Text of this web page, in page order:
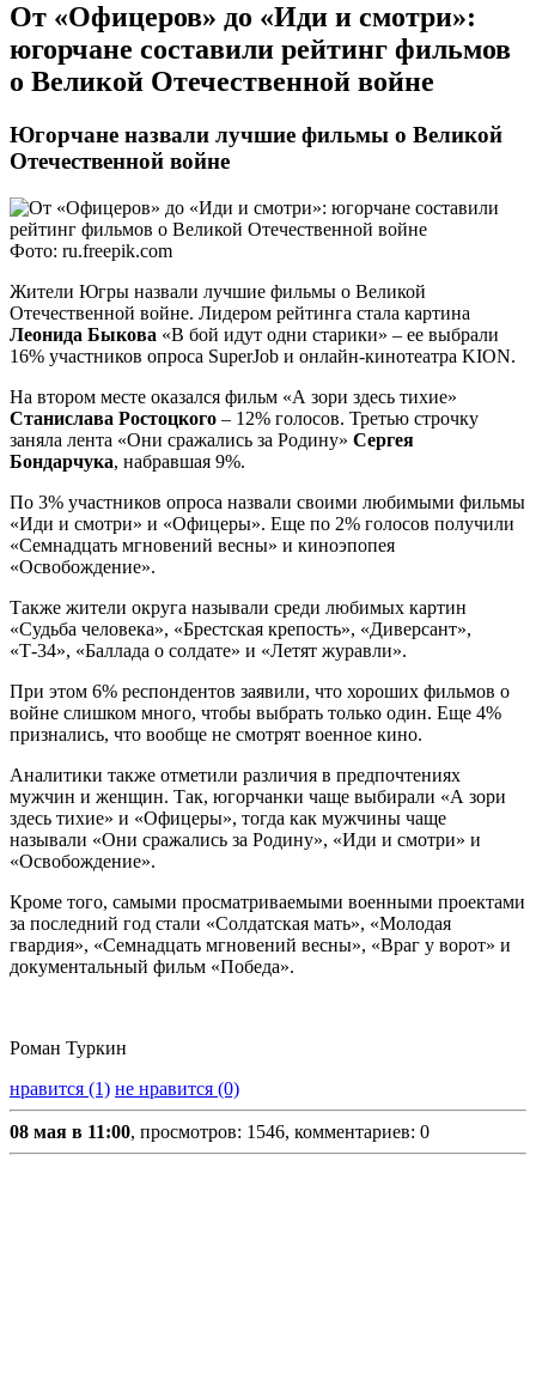
​От «Офицеров» до «Иди и смотри»:
югорчане составили рейтинг фильмов
о Великой Отечественной войне
Югорчане назвали лучшие фильмы о Великой
Отечественной войне
Фото: ru.freepik.com
Жители Югры назвали лучшие фильмы о Великой
Отечественной войне. Лидером рейтинга стала картина
Леонида Быкова «В бой идут одни старики» – ее выбрали
16% участников опроса SuperJob и онлайн-кинотеатра KION.
На втором месте оказался фильм «А зори здесь тихие»
Станислава Ростоцкого – 12% голосов. Третью строчку
заняла лента «Они сражались за Родину» Сергея
Бондарчука, набравшая 9%.
По 3% участников опроса назвали своими любимыми фильмы
«Иди и смотри» и «Офицеры». Еще по 2% голосов получили
«Семнадцать мгновений весны» и киноэпопея
«Освобождение».
Также жители округа называли среди любимых картин
«Судьба человека», «Брестская крепость», «Диверсант»,
«Т-34», «Баллада о солдате» и «Летят журавли».
При этом 6% респондентов заявили, что хороших фильмов о
войне слишком много, чтобы выбрать только один. Еще 4%
признались, что вообще не смотрят военное кино.
Аналитики также отметили различия в предпочтениях
мужчин и женщин. Так, югорчанки чаще выбирали «А зори
здесь тихие» и «Офицеры», тогда как мужчины чаще
называли «Они сражались за Родину», «Иди и смотри» и
«Освобождение».
Кроме того, самыми просматриваемыми военными проектами
за последний год стали «Солдатская мать», «Молодая
гвардия», «Семнадцать мгновений весны», «Враг у ворот» и
документальный фильм «Победа».
Роман Туркин
нравится (1) не нравится (0)
08 мая в 11:00, просмотров: 1546, комментариев: 0